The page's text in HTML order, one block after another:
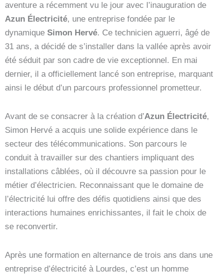
aventure a récemment vu le jour avec l’inauguration de
Azun Électricité, une entreprise fondée par le
dynamique Simon Hervé. Ce technicien aguerri, âgé de
31 ans, a décidé de s’installer dans la vallée après avoir
été séduit par son cadre de vie exceptionnel. En mai
dernier, il a officiellement lancé son entreprise, marquant
ainsi le début d’un parcours professionnel prometteur.
Avant de se consacrer à la création d’Azun Électricité,
Simon Hervé a acquis une solide expérience dans le
secteur des télécommunications. Son parcours le
conduit à travailler sur des chantiers impliquant des
installations câblées, où il découvre sa passion pour le
métier d’électricien. Reconnaissant que le domaine de
l’électricité lui offre des défis quotidiens ainsi que des
interactions humaines enrichissantes, il fait le choix de
se reconvertir.
Après une formation en alternance de trois ans dans une
entreprise d’électricité à Lourdes, c’est un homme